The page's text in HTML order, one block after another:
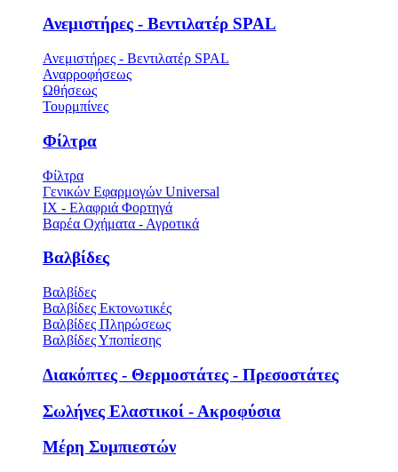
Ανεμιστήρες - Βεντιλατέρ SPAL
Ανεμιστήρες - Βεντιλατέρ SPAL
Αναρροφήσεως
Ωθήσεως
Τουρμπίνες
Φίλτρα
Φίλτρα
Γενικών Εφαρμογών Universal
ΙΧ - Ελαφριά Φορτηγά
Βαρέα Οχήματα - Αγροτικά
Βαλβίδες
Βαλβίδες
Βαλβίδες Εκτονωτικές
Βαλβίδες Πληρώσεως
Βαλβίδες Υποπίεσης
Διακόπτες - Θερμοστάτες - Πρεσοστάτες
Σωλήνες Ελαστικοί - Ακροφύσια
Μέρη Συμπιεστών